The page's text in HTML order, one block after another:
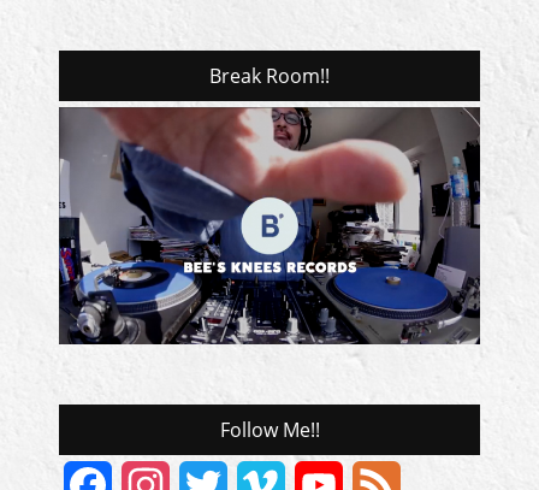
Break Room!!
Follow Me!!